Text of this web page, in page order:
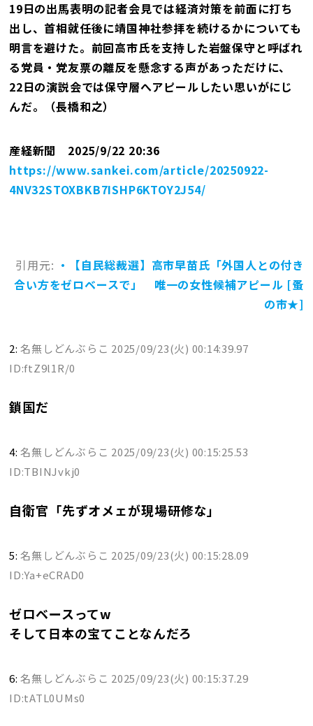
19日の出馬表明の記者会見では経済対策を前面に打ち
出し、首相就任後に靖国神社参拝を続けるかについても
明言を避けた。前回高市氏を支持した岩盤保守と呼ばれ
る党員・党友票の離反を懸念する声があっただけに、
22日の演説会では保守層へアピールしたい思いがにじ
んだ。（長橋和之）
産経新聞 2025/9/22 20:36
https://www.sankei.com/article/20250922-
4NV32STOXBKB7ISHP6KTOY2J54/
引用元: ・【自民総裁選】高市早苗氏「外国人との付き
合い方をゼロベースで」 唯一の女性候補アピール [蚤
の市★]
2:名無しどんぶらこ 2025/09/23(火) 00:14:39.97
ID:ftZ9l1R/0
鎖国だ
4:名無しどんぶらこ 2025/09/23(火) 00:15:25.53
ID:TBINJvkj0
自衛官「先ずオメェが現場研修な」
5:名無しどんぶらこ 2025/09/23(火) 00:15:28.09
ID:Ya+eCRAD0
ゼロベースってw
そして日本の宝てことなんだろ
6:名無しどんぶらこ 2025/09/23(火) 00:15:37.29
ID:tATL0UMs0